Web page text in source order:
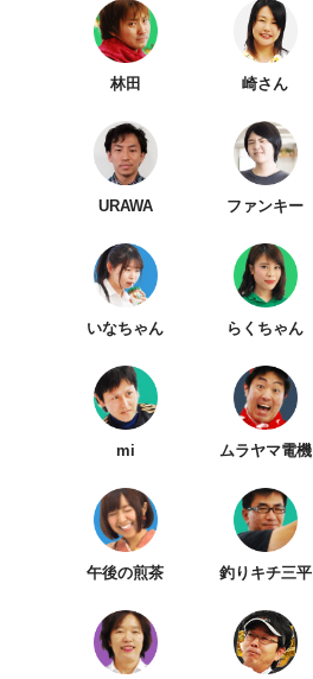
林田 崎さん
URAWA ファンキー
いなちゃん らくちゃん
mi ムラヤマ電機
午後の煎茶 釣りキチ三平